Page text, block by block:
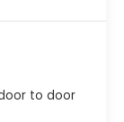
to door